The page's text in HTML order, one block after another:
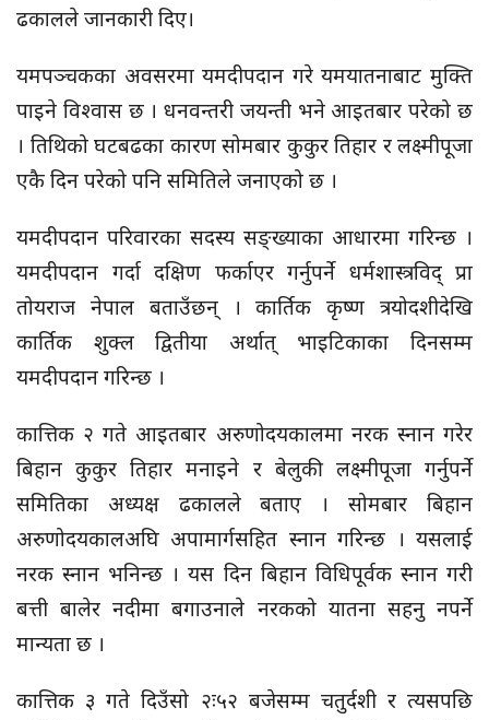
ढकालले जानकारी दिए।
यमपञ्चकका अवसरमा यमदीपदान गरे यमयातनाबाट मुक्ति
पाइने विश्वास छ । धनवन्तरी जयन्ती भने आइतबार परेको छ
। तिथिको घटबढका कारण सोमबार कुकुर तिहार र लक्ष्मीपूजा
एकै दिन परेको पनि समितिले जनाएको छ ।
यमदीपदान परिवारका सदस्य सङ्ख्याका आधारमा गरिन्छ ।
यमदीपदान गर्दा दक्षिण फर्काएर गर्नुपर्ने धर्मशास्त्रविद् प्रा
तोयराज नेपाल बताउँछन् । कार्तिक कृष्ण त्रयोदशीदेखि
कार्तिक शुक्ल द्वितीया अर्थात् भाइटिकाका दिनसम्म
यमदीपदान गरिन्छ ।
कात्तिक २ गते आइतबार अरुणोदयकालमा नरक स्नान गरेर
बिहान कुकुर तिहार मनाइने र बेलुकी लक्ष्मीपूजा गर्नुपर्ने
समितिका अध्यक्ष ढकालले बताए । सोमबार बिहान
अरुणोदयकालअघि अपामार्गसहित स्नान गरिन्छ । यसलाई
नरक स्नान भनिन्छ । यस दिन बिहान विधिपूर्वक स्नान गरी
बत्ती बालेर नदीमा बगाउनाले नरकको यातना सहनु नपर्ने
मान्यता छ ।
कात्तिक ३ गते दिउँसो २ः५२ बजेसम्म चतुर्दशी र त्यसपछि